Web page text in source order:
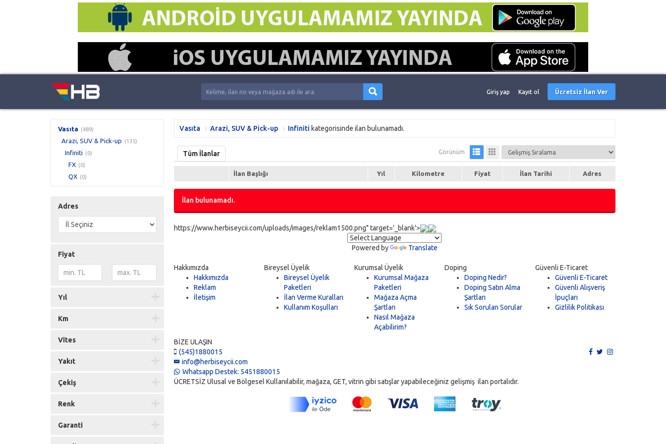
Giriş yap Kayıt ol Ücretsiz İlan Ver
Vasıta (489)
Arazi, SUV & Pick-up (135)
Infiniti (0)
FX (0)
QX (0)
Adres
Fiyat
Yıl
Km
Vites
Yakıt
Çekiş
Renk
Garanti
Vasıta Arazi, SUV & Pick-up Infiniti kategorisinde ilan bulunamadı.
Tüm İlanlar Görünüm
İlan Başlığı Yıl Kilometre Fiyat İlan Tarihi Adres
İlan bulunamadı.
https://www.herbiseycii.com/uploads/images/reklam1500.png" target='_blank'>
Powered by Translate
Hakkımızda
Hakkımızda
Reklam
İletişim
Bireysel Üyelik
Bireysel Üyelik
Paketleri
İlan Verme Kuralları
Kullanım Koşulları
Kurumsal Üyelik
Kurumsal Mağaza
Paketleri
Mağaza Açma
Şartları
Nasıl Mağaza
Açabilirim?
Doping
Doping Nedir?
Doping Satın Alma
Şartları
Sık Sorulan Sorular
Güvenli E-Ticaret
Güvenli E-Ticaret
Güvenli Alışveriş
İpuçları
Gizlilik Politikası
BİZE ULAŞIN
(545)1880015
info@herbiseycii.com
Whatsapp Destek: 5451880015
ÜCRETSİZ Ulusal ve Bölgesel Kullanılabilir, mağaza, GET, vitrin gibi satışlar yapabileceğiniz gelişmiş ilan portalıdır.